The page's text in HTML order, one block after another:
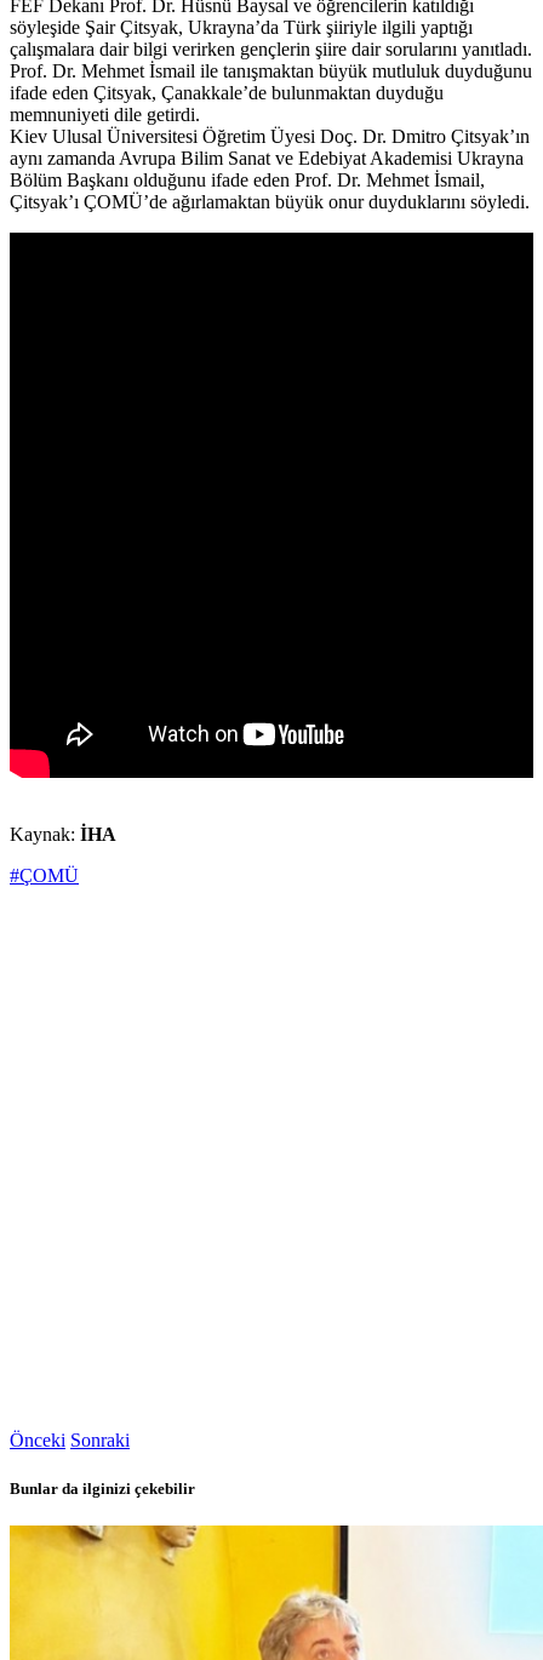
FEF Dekanı Prof. Dr. Hüsnü Baysal ve öğrencilerin katıldığı
söyleşide Şair Çitsyak, Ukrayna’da Türk şiiriyle ilgili yaptığı
çalışmalara dair bilgi verirken gençlerin şiire dair sorularını yanıtladı.
Prof. Dr. Mehmet İsmail ile tanışmaktan büyük mutluluk duyduğunu
ifade eden Çitsyak, Çanakkale’de bulunmaktan duyduğu
memnuniyeti dile getirdi.
Kiev Ulusal Üniversitesi Öğretim Üyesi Doç. Dr. Dmitro Çitsyak’ın
aynı zamanda Avrupa Bilim Sanat ve Edebiyat Akademisi Ukrayna
Bölüm Başkanı olduğunu ifade eden Prof. Dr. Mehmet İsmail,
Çitsyak’ı ÇOMÜ’de ağırlamaktan büyük onur duyduklarını söyledi.
Kaynak: İHA
#ÇOMÜ
Önceki Sonraki
Bunlar da ilginizi çekebilir